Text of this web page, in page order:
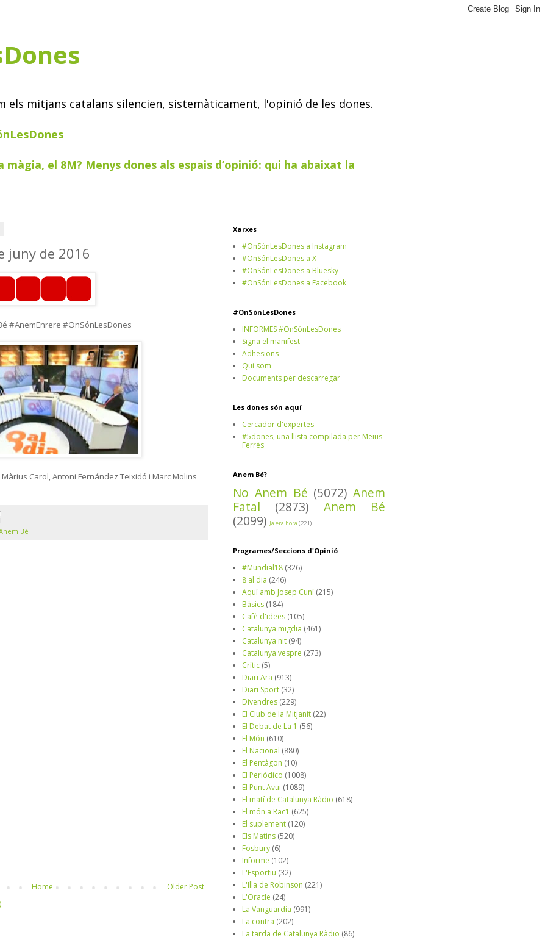
els mitjans catalans silencien, sistemàticament, l'opinió de les dones.
màgia, el 8M? Menys dones als espais d’opinió: qui ha abaixat la
juny de 2016
#AnemEnrere #OnSónLesDones
Carol, Antoni Fernández Teixidó i Marc Molins
Bé
Older Post
Home
Xarxes
#OnSónLesDones a Instagram
#OnSónLesDones a X
#OnSónLesDones a Bluesky
#OnSónLesDones a Facebook
#OnSónLesDones
INFORMES #OnSónLesDones
Signa el manifest
Adhesions
Qui som
Documents per descarregar
Les dones són aquí
Cercador d'expertes
#5dones, una llista compilada per Meius
Ferrés
Anem Bé?
No Anem Bé (5072) Anem
Fatal
(2873)
Anem Bé
(2099) Ja era hora (221)
Programes/Seccions d'Opinió
#Mundial18 (326)
8 al dia (246)
Aquí amb Josep Cuní (215)
Bàsics (184)
Cafè d'idees (105)
Catalunya migdia (461)
Catalunya nit (94)
Catalunya vespre (273)
Crític (5)
Diari Ara (913)
Diari Sport (32)
Divendres (229)
El Club de la Mitjanit (22)
El Debat de La 1 (56)
El Món (610)
El Nacional (880)
El Pentàgon (10)
El Periódico (1008)
El Punt Avui (1089)
El matí de Catalunya Ràdio (618)
El món a Rac1 (625)
El suplement (120)
Els Matins (520)
Fosbury (6)
Informe (102)
L'Esportiu (32)
L'Illa de Robinson (221)
L'Oracle (24)
La Vanguardia (991)
La contra (202)
La tarda de Catalunya Ràdio (86)